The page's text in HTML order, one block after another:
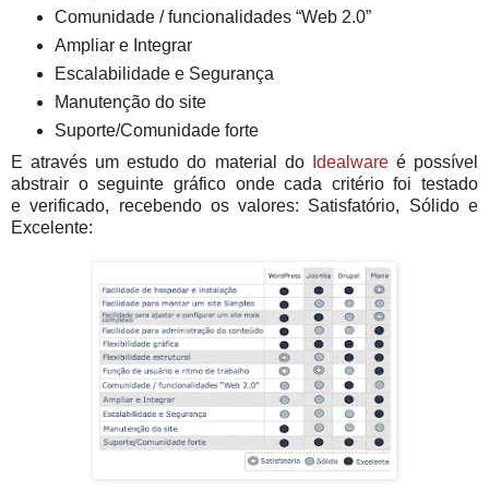
Comunidade / funcionalidades “Web 2.0”
Ampliar e Integrar
Escalabilidade e Segurança
Manutenção do site
Suporte/Comunidade forte
E através um estudo do material do
Idealwareé possível
abstrair o seguinte gráfico onde cada critério foi testado
everificado, recebendo os valores: Satisfatório, Sólido e
Excelente: